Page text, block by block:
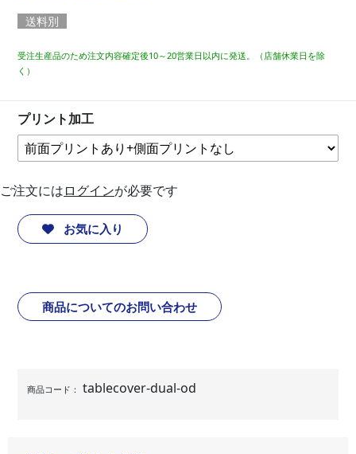
送料別
受注生産品のため注文内容確定後10～20営業日以内に発送。（店舗休業日を除
く）
プリント加工
ご注文にはログインが必要です
お気に入り
商品についてのお問い合わせ
商品コード： tablecover-dual-od